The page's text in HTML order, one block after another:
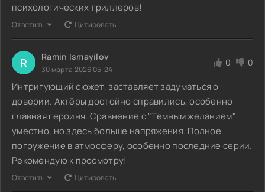
психологических триллеров!
Ответить Цитировать
R Ramin Ismayilov
30 марта 2026 05:24
0 0
Интригующий сюжет, заставляет задуматься о
доверии. Актёры достойно справились, особенно
главная героиня. Сравнение с "Тёмным желанием"
уместно, но здесь больше напряжения. Полное
погружение в атмосферу, особенно последние серии.
Рекомендую к просмотру!
Ответить Цитировать